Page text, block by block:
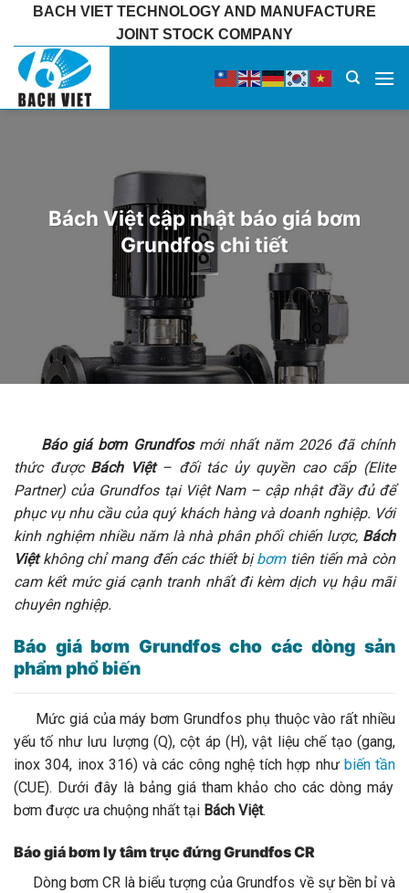
dung
BACH VIET TECHNOLOGY AND MANUFACTURE
JOINT STOCK COMPANY
Bách Việt cập nhật báo giá bơm
Grundfos chi tiết
Báo giá bơm Grundfosmới nhất năm 2026 đã chính
thức được Bách Việt– đối tác ủy quyền cao cấp (Elite
Partner) của Grundfos tại Việt Nam – cập nhật đầy đủ để
phục vụ nhu cầu của quý khách hàng và doanh nghiệp. Với
kinh nghiệm nhiều năm là nhà phân phối chiến lược, Bách
Việtkhông chỉ mang đến các thiết bị bơmtiên tiến mà còn
cam kết mức giá cạnh tranh nhất đi kèm dịch vụ hậu mãi
chuyên nghiệp.
Báo giá bơm Grundfos cho các dòng sản
phẩm phổ biến
Mức giá của máy bơm Grundfos phụ thuộc vào rất nhiều
yếu tố như lưu lượng (Q), cột áp (H), vật liệu chế tạo (gang,
inox 304, inox 316) và các công nghệ tích hợp như biến tần
(CUE). Dưới đây là bảng giá tham khảo cho các dòng máy
bơm được ưa chuộng nhất tại Bách Việt.
Báo giá bơm ly tâm trục đứng Grundfos CR
Dòng bơm CR là biểu tượng của Grundfos về sự bền bỉ và